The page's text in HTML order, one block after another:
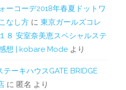
ーコーデ2018年春夏ドットワ
なし方 に 東京ガールズコレ
８ 安室奈美恵スペシャルステ
想 | kobare Mode より
ーキハウスGATE BRIDGE
に 匿名 より